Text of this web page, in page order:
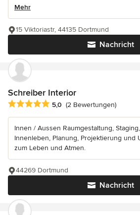
Mehr
Nachricht
15 Viktoriastr, 44135 Dortmund
Schreiber Interior
Durchschnittliche Bewertung: 5 von 5
5,0 (2 Bewertungen)
Innen / Aussen Raumgestaltung,
Innenleben, Planung, Projektierung und
zum Leben und Atmen.
Nachricht
44269 Dortmund